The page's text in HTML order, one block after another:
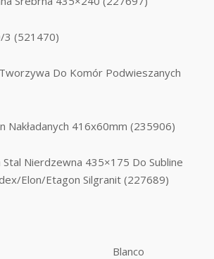
3 (521470)
Do Komór Podwieszanych
Nakładanych 416x60mm (235906)
Stal Nierdzewna 435×175 Do Subline
Elon/Etagon Silgranit (227689)
Blanco